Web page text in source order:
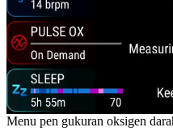
Menu pen gukuran oksigen